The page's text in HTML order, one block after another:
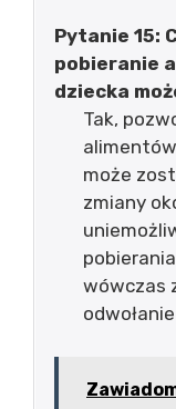
Pytanie 15:
pobieranie
dziecka
Tak,
może
zmiany
wówczas